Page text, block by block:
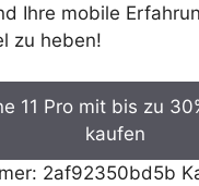
Ihre mobile
zu heben!
11 Pro mit bis zu
kaufen
2af92350bd5b